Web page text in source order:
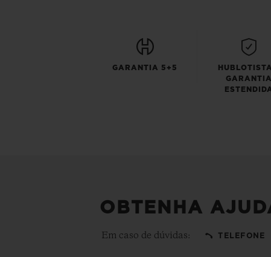
GARANTIA 5+5
GARANTIA
OBTENHA
Em caso de dúvidas: TELEFONE